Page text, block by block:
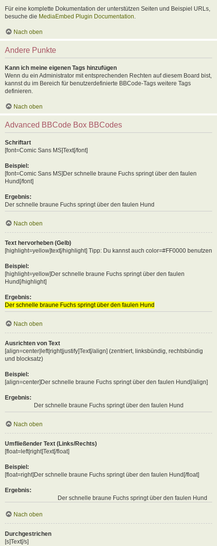
Für eine komplette Dokumentation der unterstützen Seiten und Beispiel URLs,
besuche die MediaEmbed Plugin Documentation.
Nach oben
Andere Punkte
Kann ich meine eigenen Tags hinzufügen
Wenn du ein Administrator mit entsprechenden Rechten auf diesem Board bist,
kannst du im Bereich für benutzerdefinierte BBCode-Tags weitere Tags
definieren.
Nach oben
Advanced BBCode Box BBCodes
Schriftart
[font=Comic Sans MS]Text[/font]
Beispiel:
[font=Comic Sans MS]Der schnelle braune Fuchs springt über den faulen
Hund[/font]
Ergebnis:
Der schnelle braune Fuchs springt über den faulen Hund
Nach oben
Text hervorheben (Gelb)
[highlight=yellow]text[/highlight] Tipp: Du kannst auch color=#FF0000 benutzen
Beispiel:
[highlight=yellow]Der schnelle braune Fuchs springt über den faulen
Hund[/highlight]
Ergebnis:
Der schnelle braune Fuchs springt über den faulen Hund
Nach oben
Ausrichten von Text
[align=center|left|right|justify]Text[/align] (zentriert, linksbündig, rechtsbündig
und blocksatz)
Beispiel:
[align=center]Der schnelle braune Fuchs springt über den faulen Hund[/align]
Ergebnis:
Der schnelle braune Fuchs springt über den faulen Hund
Nach oben
Umfließender Text (Links/Rechts)
[float=left|right]Text[/float]
Beispiel:
[float=right]Der schnelle braune Fuchs springt über den faulen Hund[/float]
Ergebnis:
Der schnelle braune Fuchs springt über den faulen Hund
Nach oben
Durchgestrichen
[s]Text[/s]